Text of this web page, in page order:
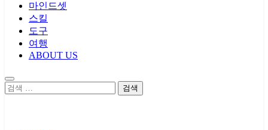
마인드셋
스킬
도구
여행
ABOUT US
검